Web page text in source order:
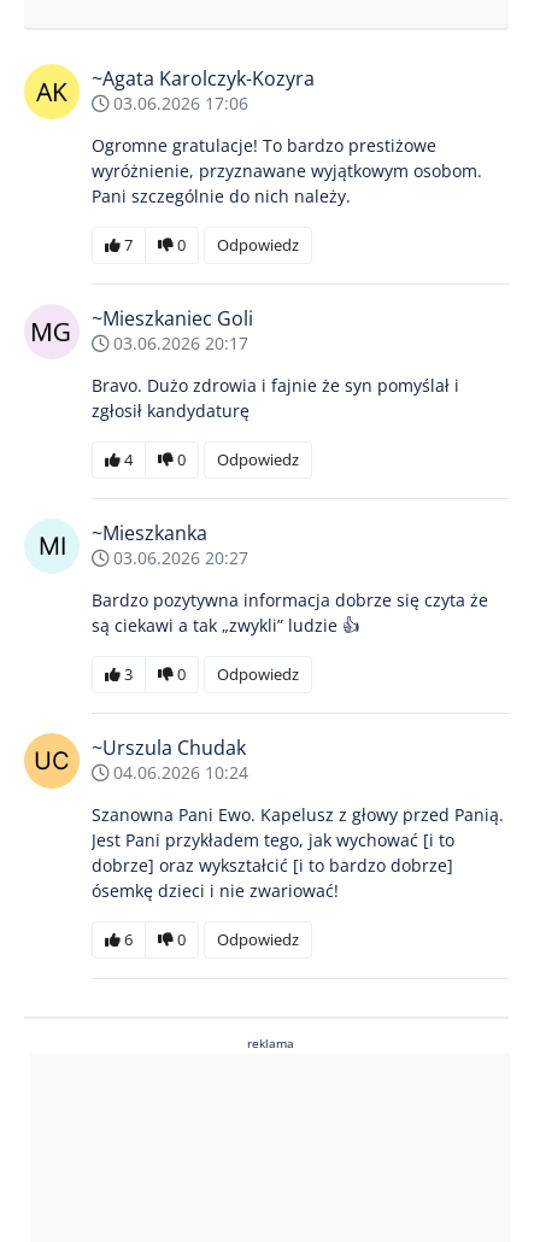
~Agata Karolczyk-Kozyra
03.06.2026 17:06
Ogromne gratulacje! To bardzo prestiżowe
wyróżnienie, przyznawane wyjątkowym osobom.
Pani szczególnie do nich należy.
7 0 Odpowiedz
~Mieszkaniec Goli
03.06.2026 20:17
Bravo. Dużo zdrowia i fajnie że syn pomyślał i
zgłosił kandydaturę
4 0 Odpowiedz
~Mieszkanka
03.06.2026 20:27
Bardzo pozytywna informacja dobrze się czyta że
są ciekawi a tak „zwykli” ludzie 👍
3 0 Odpowiedz
~Urszula Chudak
04.06.2026 10:24
Szanowna Pani Ewo. Kapelusz z głowy przed Panią.
Jest Pani przykładem tego, jak wychować [i to
dobrze] oraz wykształcić [i to bardzo dobrze]
ósemkę dzieci i nie zwariować!
6 0 Odpowiedz
reklama